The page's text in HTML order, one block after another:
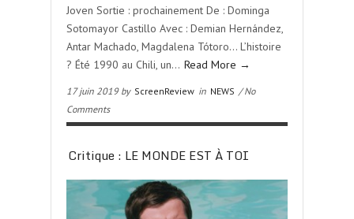
Joven Sortie : prochainement De : Dominga
Sotomayor Castillo Avec : Demian Hernández,
Antar Machado, Magdalena Tótoro… L’histoire
? Été 1990 au Chili, un… Read More →
17 juin 2019 by ScreenReview in NEWS / No
Comments
Critique : LE MONDE EST À TOI